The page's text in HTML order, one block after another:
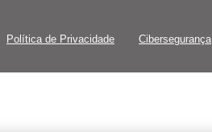
Política de Privacidade Cibersegurança